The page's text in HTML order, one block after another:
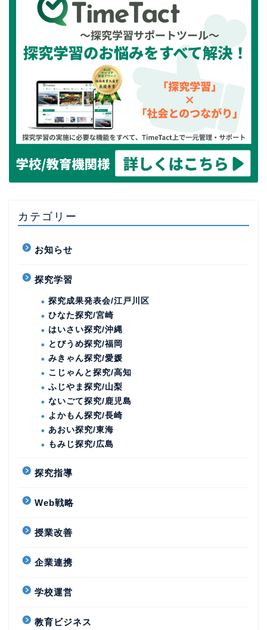
カテゴリー
お知らせ
探究学習
探究成果発表会/江戸川区
ひなた探究/宮崎
はいさい探究/沖縄
とびうめ探究/福岡
みきゃん探究/愛媛
こじゃんと探究/高知
ふじやま探究/山梨
ないごて探究/鹿児島
よかもん探究/長崎
あおい探究/東海
もみじ探究/広島
探究指導
Web戦略
授業改善
企業連携
学校運営
教育ビジネス